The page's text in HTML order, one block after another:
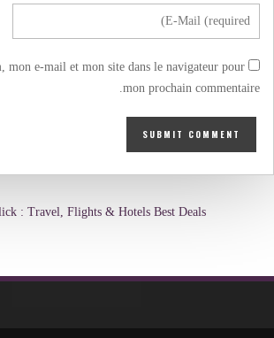
mon e-mail et mon site dans le navigateur pour
mon prochain commentaire.
: Travel, Flights & Hotels Best Deals